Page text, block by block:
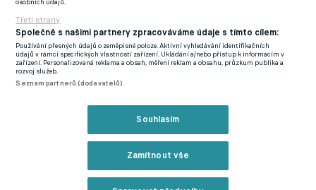
Podmínky užití
Zásady ochrany osobních údajů
GDPR a žurnalistika
osobních údajů.
Třetí strany
Společně s našimi partnery zpracováváme údaje s tímto cílem:
Používání přesných údajů o zeměpisné poloze. Aktivní vyhledávání identifikačních
údajů v rámci specifických vlastností zařízení. Ukládání a/nebo přístup k informacím v
zařízení. Personalizovaná reklama a obsah, měření reklam a obsahu, průzkum publika a
rozvoj služeb.
Seznam partnerů (dodavatelů)
Souhlasím
Zamítnout vše